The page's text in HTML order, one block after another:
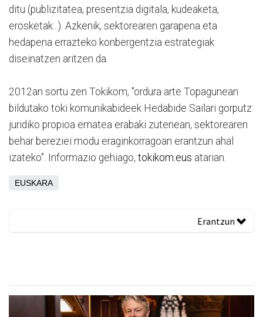
ditu (publizitatea, presentzia digitala, kudeaketa,
erosketak...). Azkenik, sektorearen garapena eta
hedapena errazteko konbergentzia estrategiak
diseinatzen aritzen da.
2012an sortu zen Tokikom, "ordura arte Topagunean
bildutako toki komunikabideek Hedabide Sailari gorputz
juridiko propioa ematea erabaki zutenean, sektorearen
behar bereziei modu eraginkorragoan erantzun ahal
izateko". Informazio gehiago, tokikom.eus atarian.
EUSKARA
Erantzun